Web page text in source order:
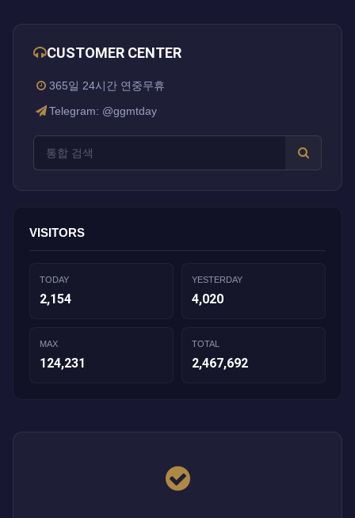
CUSTOMER CENTER
365일 24시간 연중무휴
Telegram: @ggmtday
VISITORS
TODAY
2,154
YESTERDAY
4,020
MAX
124,231
TOTAL
2,467,692